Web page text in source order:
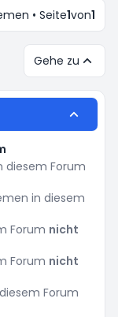
• Seite1von1
Gehe zu
diesem Forum
in diesem
Forum nicht
Forum nicht
Forum